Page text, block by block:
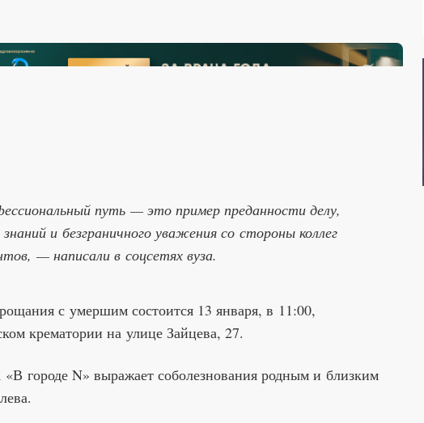
путь — это пример преданности делу,
знаний и безграничного уважения со стороны коллег
— написали в соцсетях вуза.
с умершим состоится 13 января, в 11:00,
крематории на улице Зайцева, 27.
городе N» выражает соболезнования родным и близким